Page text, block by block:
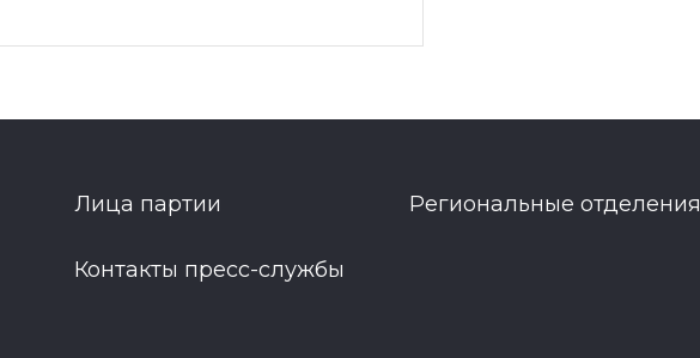
Лица партии Региональные отделения
Контакты пресс-службы